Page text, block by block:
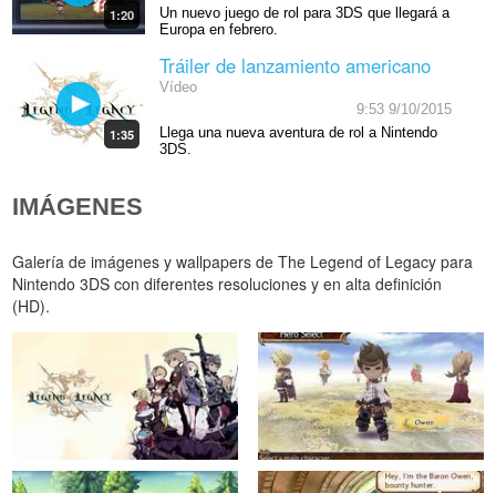
1:20
Un nuevo juego de rol para 3DS que llegará a
Europa en febrero.
1:35
Tráiler de lanzamiento americano
Vídeo
9:53 9/10/2015
Llega una nueva aventura de rol a Nintendo
3DS.
IMÁGENES
Galería de imágenes y wallpapers de The Legend of Legacy para
Nintendo 3DS con diferentes resoluciones y en alta definición
(HD).